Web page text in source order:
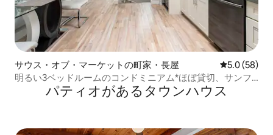
サウス・オブ・マーケットの町家・長屋 レビュー58
5.0 (58)
明るい3ベッドルームのコンドミニアム*ほぼ貸切、サンフ
ランシスコ中心街
パティオがあるタウンハウス